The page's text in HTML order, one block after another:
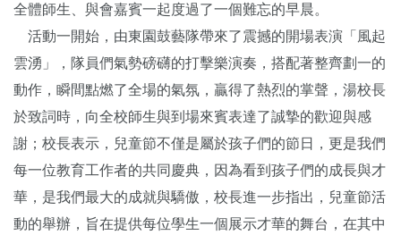
全體師生、與會嘉賓一起度過了一個難忘的早晨。
活動一開始，由東園鼓藝隊帶來了震撼的開場表演「風起
雲湧」，隊員們氣勢磅礴的打擊樂演奏，搭配著整齊劃一的
動作，瞬間點燃了全場的氣氛，贏得了熱烈的掌聲，湯校長
於致詞時，向全校師生與到場來賓表達了誠摯的歡迎與感
謝；校長表示，兒童節不僅是屬於孩子們的節日，更是我們
每一位教育工作者的共同慶典，因為看到孩子們的成長與才
華，是我們最大的成就與驕傲，校長進一步指出，兒童節活
動的舉辦，旨在提供每位學生一個展示才華的舞台，在其中